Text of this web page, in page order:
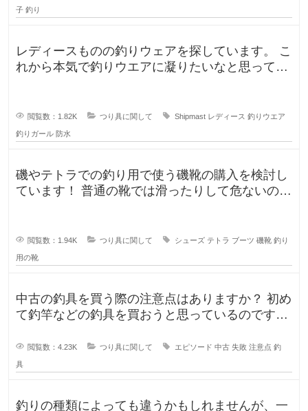
子 釣り
レディースものの釣りウェアを探しています。 こ
れから本気で釣りウエアに凝りたいなと思ってい
閲覧数：1.82K つり具に関して Shipmast レディース 釣りウエア
釣りガール 防水
磯やテトラでの釣り用で使う磯靴の購入を検討し
ています！ 普通の靴では滑ったりして危ないの
閲覧数：1.94K つり具に関して シューズ テトラ ブーツ 磯靴 釣り
用の靴
中古の釣具を買う際の注意点はありますか？ 初め
て釣竿などの釣具を買おうと思っているのです
閲覧数：4.23K つり具に関して エピソード 中古 失敗 注意点 釣
具
釣りの種類によっても違うかもしれませんが、一